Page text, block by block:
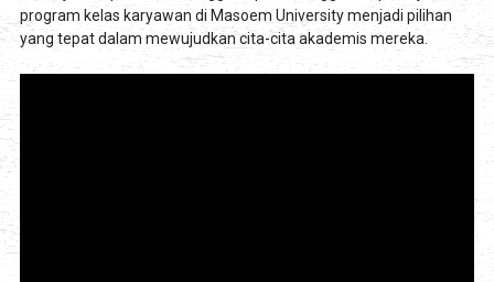
program kelas karyawan di Masoem University menjadi pilihan
yang tepat dalam mewujudkan cita-cita akademis mereka.